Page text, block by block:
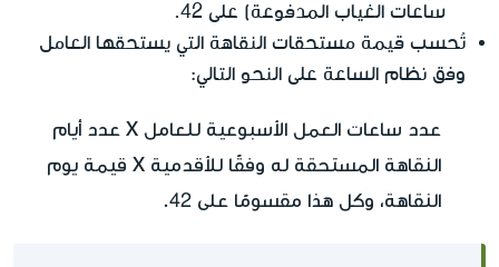
ساعات الغياب المدفوعة) على 42.
تُحسب قيمة مستحقات النقاهة التي يستحقها العامل
وفق نظام الساعة على النحو التالي:
عدد ساعات العمل الأسبوعية للعامل X عدد أيام
النقاهة المستحقة له وفقًا للأقدمية X قيمة يوم
النقاهة، وكل هذا مقسومًا على 42.